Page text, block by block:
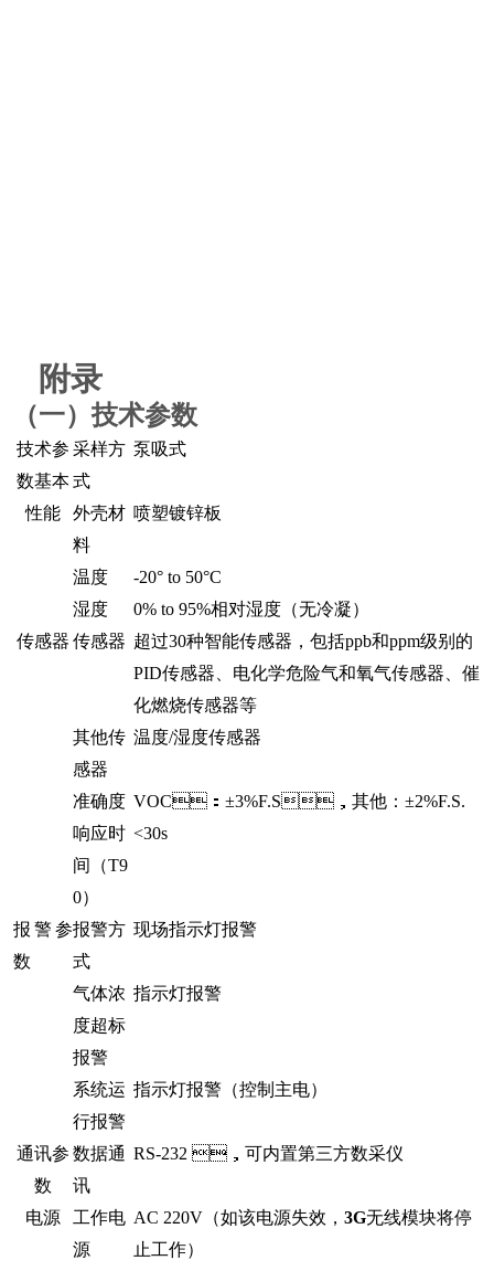
附录
（一）技术参数
技术参
数基本
性能
采样方
式
泵吸式
外壳材
料
喷塑镀锌板
温度
-20° to 50°C
湿度
0% to 95%相对湿度（无冷凝）
传感器 传感器 超过30种智能传感器，包括ppb和ppm级别的
PID传感器、电化学危险气和氧气传感器、催
化燃烧传感器等
其他传
感器
温度/湿度传感器
准确度 VOC：±3%F.S，其他：±2%F.S.
响应时
间（T9
0）
<30s
报警参
数
报警方
式
现场指示灯报警
气体浓
度超标
报警
指示灯报警
系统运
行报警
指示灯报警（控制主电）
通讯参
数
数据通
讯
RS-232 ，可内置第三方数采仪
电源
工作电
源
AC 220V（如该电源失效， 3G无线模块将停
止工作）